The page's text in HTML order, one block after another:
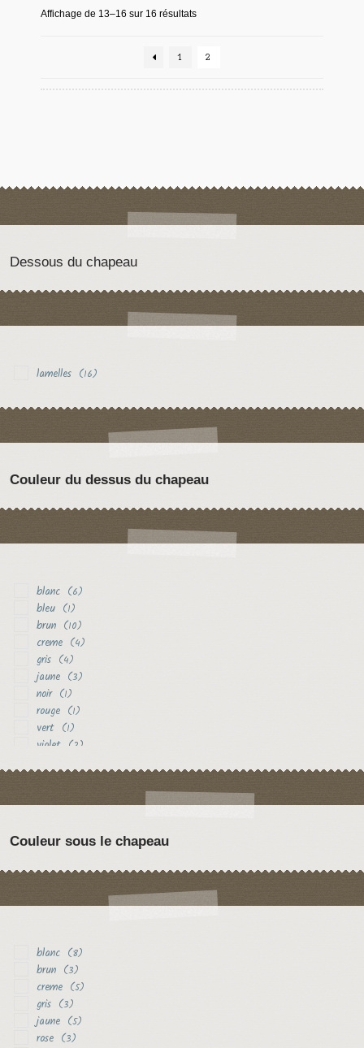
Affichage de 13–16 sur 16 résultats
1 2
Dessous du chapeau
lamelles (16)
Couleur du dessus du chapeau
blanc (6)
bleu (1)
brun (10)
creme (4)
gris (4)
jaune (3)
noir (1)
rouge (1)
vert (1)
violet (2)
Couleur sous le chapeau
blanc (8)
brun (3)
creme (5)
gris (3)
jaune (5)
rose (3)